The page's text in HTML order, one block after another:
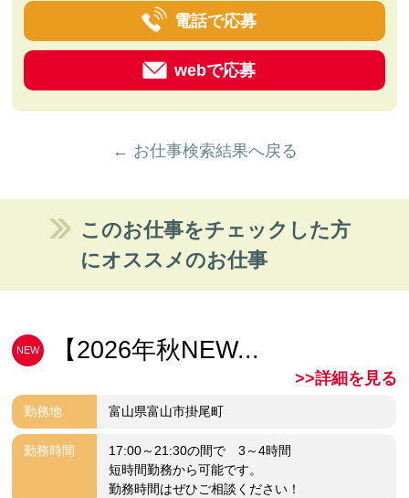
電話で応募
webで応募
← お仕事検索結果へ戻る
このお仕事をチェックした方
にオススメのお仕事
NEW 【2026年秋NEW...
>>詳細を見る
勤務地 富山県富山市掛尾町
勤務時間
17:00～21:30の間で 3～4時間
短時間勤務から可能です。
勤務時間はぜひご相談ください！